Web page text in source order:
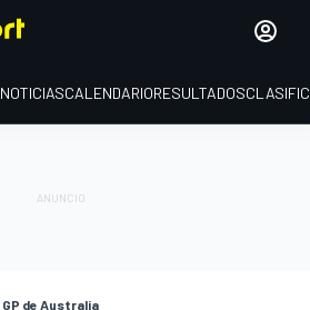
NOTICIASCALENDARIORESULTADOS
GP de Australia